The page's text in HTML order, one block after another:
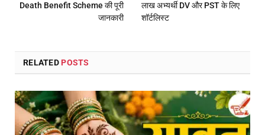
Death Benefit Scheme की पूरी
जानकारी
लाख अभ्यर्थी DV और PST के लिए
शॉर्टलिस्ट
RELATED POSTS